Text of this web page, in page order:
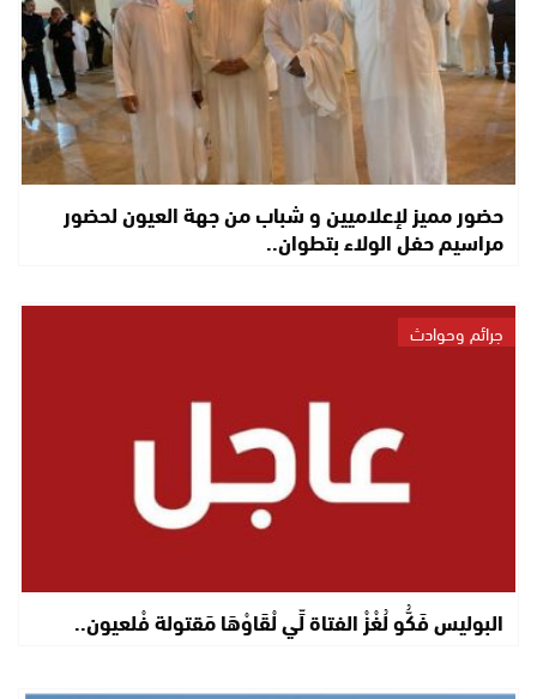
حضور مميز لإعلاميين و شباب من جهة العيون لحضور
مراسيم حفل الولاء بتطوان..
جرائم وحوادث
البوليس فَكُّو لُغْزْ الفتاة لِّي لْقَاوْهَا مَقتولة فْلعيون..